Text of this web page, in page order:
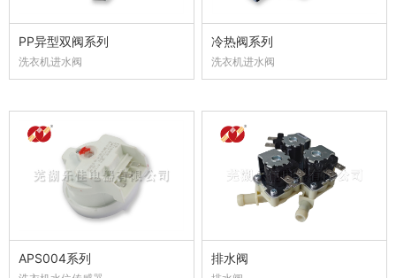
PP异型双阀系列
洗衣机进水阀
冷热阀系列
洗衣机进水阀
APS004系列 排水阀